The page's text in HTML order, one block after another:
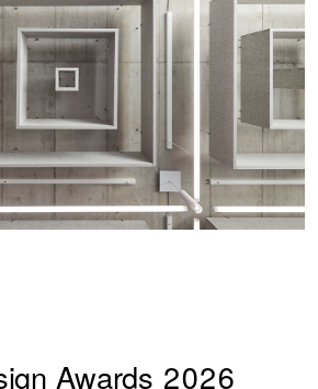
Awards 2026
+ +